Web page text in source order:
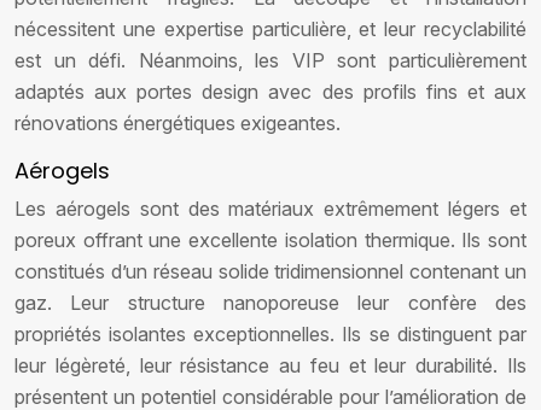
nécessitent une expertise particulière, et leur recyclabilité
est un défi. Néanmoins, les VIP sont particulièrement
adaptés aux portes design avec des profils fins et aux
rénovations énergétiques exigeantes.
Aérogels
Les aérogels sont des matériaux extrêmement légers et
poreux offrant une excellente isolation thermique. Ils sont
constitués d’un réseau solide tridimensionnel contenant un
gaz. Leur structure nanoporeuse leur confère des
propriétés isolantes exceptionnelles. Ils se distinguent par
leur légèreté, leur résistance au feu et leur durabilité. Ils
présentent un potentiel considérable pour l’amélioration de